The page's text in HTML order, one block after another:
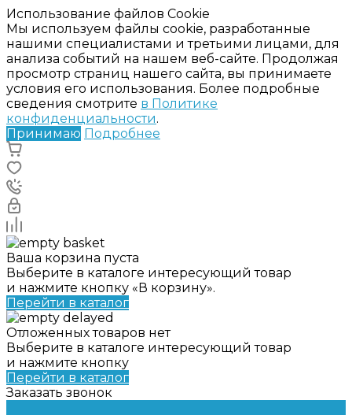
Использование файлов Cookie
Мы используем файлы cookie, разработанные
нашими специалистами и третьими лицами, для
анализа событий на нашем веб-сайте. Продолжая
просмотр страниц нашего сайта, вы принимаете
условия его использования. Более подробные
сведения смотрите в Политике
конфиденциальности.
Принимаю Подробнее
Ваша корзина пуста
Выберите в каталоге интересующий товар
и нажмите кнопку «В корзину».
Перейти в каталог
Отложенных товаров нет
Выберите в каталоге интересующий товар
и нажмите кнопку
Перейти в каталог
Заказать звонок